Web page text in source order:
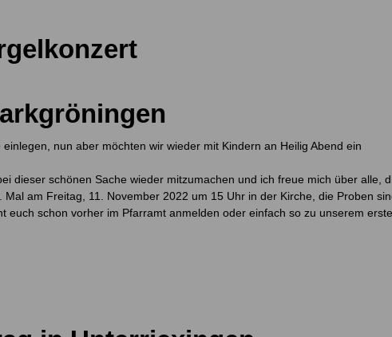
nun aber möchten wir wieder mit Kindern an Heilig Abend ein
dieser schönen Sache wieder mitzumachen und ich freue mich über alle,
am Freitag, 11. November 2022 um 15 Uhr in der Kirche, die Proben
euch schon vorher im Pfarramt anmelden oder einfach so zu unserem